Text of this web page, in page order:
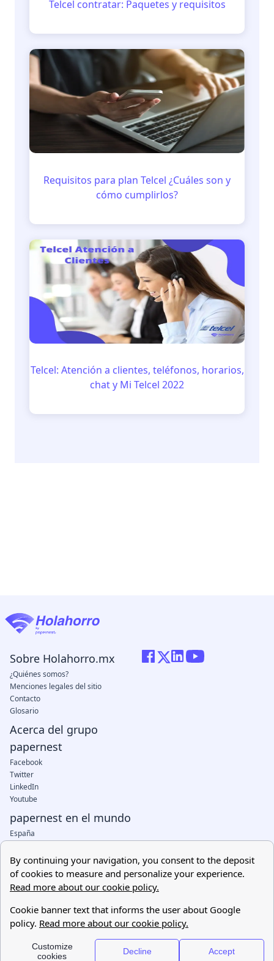
Telcel contratar: Paquetes y requisitos
Requisitos para plan Telcel ¿Cuáles son y
cómo cumplirlos?
Telcel: Atención a clientes, teléfonos, horarios,
chat y Mi Telcel 2022